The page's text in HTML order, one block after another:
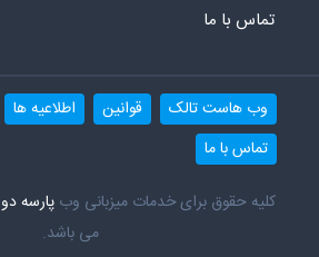
تماس با ما
وب هاست تالک قوانین اطلاعیه ها
تماس با ما
کلیه حقوق برای خدمات میزبانی وبپارسه دو
می باشد.